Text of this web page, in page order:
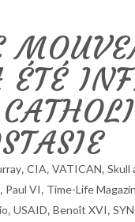
, CIA, VATICAN, Skull
, Paul VI, Time-Life
, USAID, Benoît XVI,